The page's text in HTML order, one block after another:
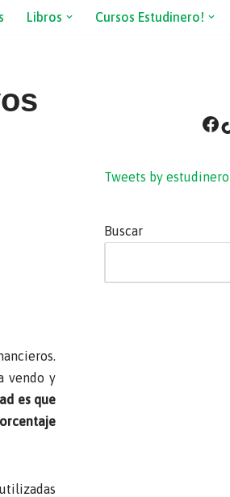
Libros Cursos Estudinero!
vendo y
es que
Tweets by estudinero
Buscar